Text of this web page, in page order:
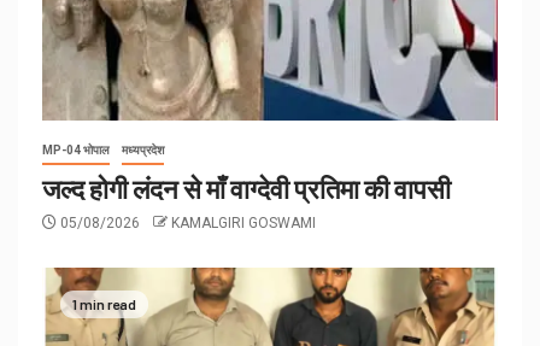
MP-04 भोपाल मध्यप्रदेश
जल्द होगी लंदन से माँ वाग्देवी प्रतिमा की वापसी
05/08/2026 KAMALGIRI GOSWAMI
1 min read